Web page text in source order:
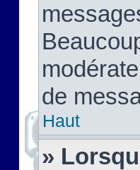
de
Haut
»